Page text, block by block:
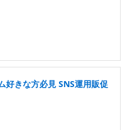
好きな方必見 SNS運用販促